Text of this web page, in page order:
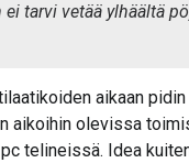
ei tarvi vetää ylhäältä
aikaan
aikoihin olevissa
telineissä. Idea